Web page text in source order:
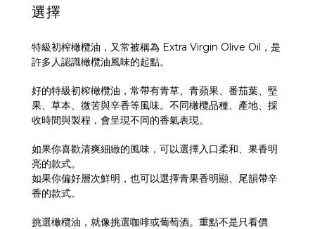
選擇
特級初榨橄欖油，又常被稱為 Extra Virgin Olive Oil，是
許多人認識橄欖油風味的起點。
好的特級初榨橄欖油，常帶有青草、青蘋果、番茄葉、堅
果、草本、微苦與辛香等風味。不同橄欖品種、產地、採
收時間與製程，會呈現不同的香氣表現。
如果你喜歡清爽細緻的風味，可以選擇入口柔和、果香明
亮的款式。
如果你偏好層次鮮明，也可以選擇青果香明顯、尾韻帶辛
香的款式。
挑選橄欖油，就像挑選咖啡或葡萄酒。重點不是只看價